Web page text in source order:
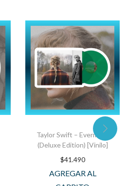
Taylor Swift – Evermore
(Deluxe Edition) [Vinilo]
$41.490
AGREGAR AL